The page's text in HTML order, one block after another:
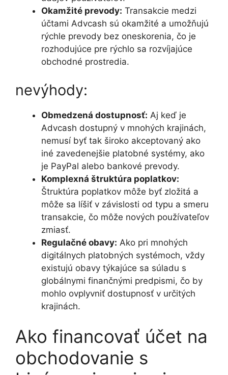
Okamžité prevody: Transakcie medzi
účtami Advcash sú okamžité a umožňujú
rýchle prevody bez oneskorenia, čo je
rozhodujúce pre rýchlo sa rozvíjajúce
obchodné prostredia.
nevýhody:
Obmedzená dostupnosť: Aj keď je
Advcash dostupný v mnohých krajinách,
nemusí byť tak široko akceptovaný ako
iné zavedenejšie platobné systémy, ako
je PayPal alebo bankové prevody.
Komplexná štruktúra poplatkov:
Štruktúra poplatkov môže byť zložitá a
môže sa líšiť v závislosti od typu a smeru
transakcie, čo môže nových používateľov
zmiasť.
Regulačné obavy: Ako pri mnohých
digitálnych platobných systémoch, vždy
existujú obavy týkajúce sa súladu s
globálnymi finančnými predpismi, čo by
mohlo ovplyvniť dostupnosť v určitých
krajinách.
Ako financovať účet na
obchodovanie s